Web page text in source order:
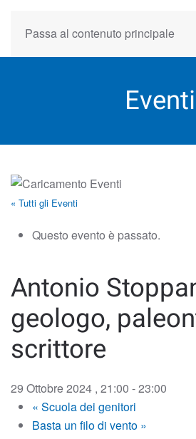
Passa al contenuto principale
Eventi
« Tutti gli Eventi
Questo evento è passato.
Antonio
geologo,
scrittore
29 Ottobre 2024 , 21:00 -23:00
« Scuola dei genitori
Basta un filo di vento »